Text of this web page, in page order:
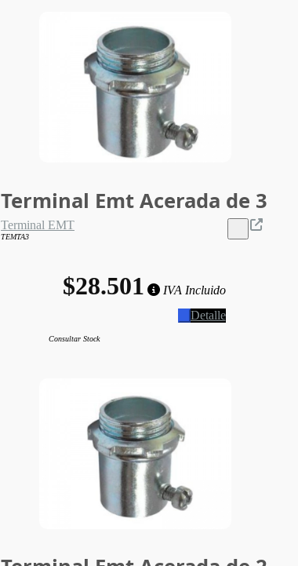
Terminal Emt Acerada de 3
Terminal EMT
TEMTA3
$28.501
IVA Incluido
Detalle
Consultar Stock